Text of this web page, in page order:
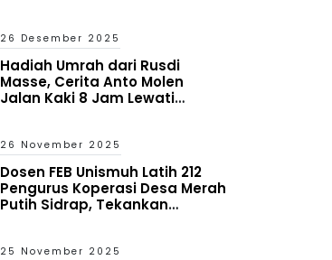
26 Desember 2025
Hadiah Umrah dari Rusdi
Masse, Cerita Anto Molen
Jalan Kaki 8 Jam Lewati
26 November 2025
Dosen FEB Unismuh Latih 212
Pengurus Koperasi Desa Merah
Putih Sidrap, Tekankan
25 November 2025